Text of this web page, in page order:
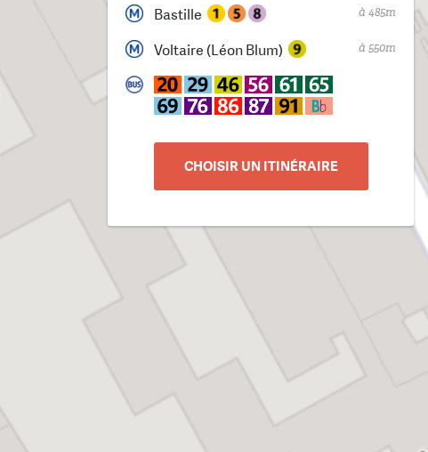
Bastille à 485m
Voltaire (Léon Blum) à 550m
CHOISIR UN ITINÉRAIRE